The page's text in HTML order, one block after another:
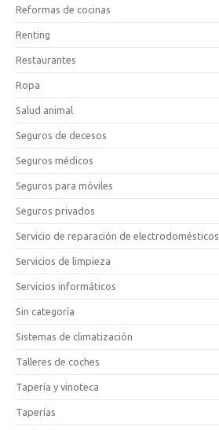
Reformas de cocinas
Renting
Restaurantes
Ropa
Salud animal
Seguros de decesos
Seguros médicos
Seguros para móviles
Seguros privados
Servicio de reparación de electrodomésticos
Servicios de limpieza
Servicios informáticos
Sin categoría
Sistemas de climatización
Talleres de coches
Tapería y vinoteca
Taperías